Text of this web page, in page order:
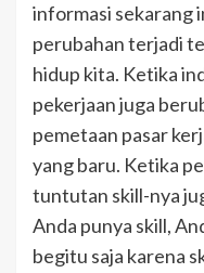
informasi sekarang
perubahan terjadi
hidup kita. Ketika
pekerjaan juga
pemetaan pasar
yang baru. Ketika
tuntutan skill-nya
Anda punya skill,
begitu saja karena